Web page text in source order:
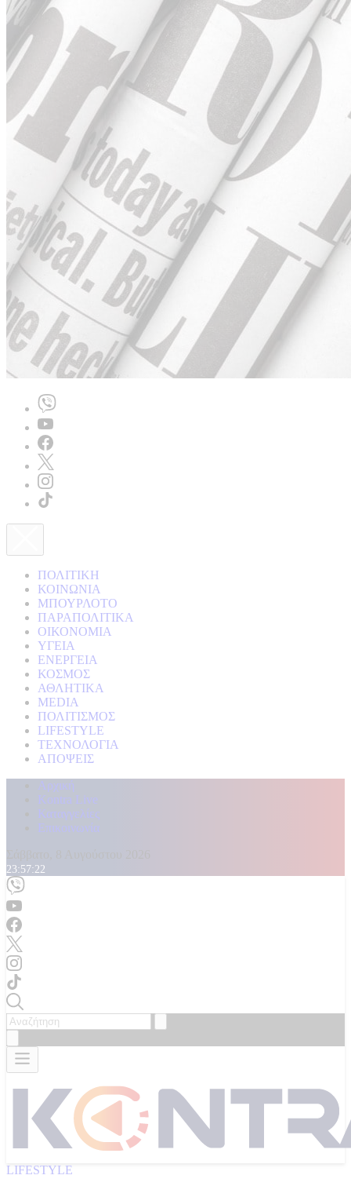
ΠΟΛΙΤΙΚΗ
ΚΟΙΝΩΝΙΑ
ΜΠΟΥΡΛΟΤΟ
ΠΑΡΑΠΟΛΙΤΙΚΑ
ΟΙΚΟΝΟΜΙΑ
ΥΓΕΙΑ
ΕΝΕΡΓΕΙΑ
ΚΟΣΜΟΣ
ΑΘΛΗΤΙΚΑ
MEDIA
ΠΟΛΙΤΙΣΜΟΣ
LIFESTYLE
ΤΕΧΝΟΛΟΓΙΑ
ΑΠΟΨΕΙΣ
Αρχική
Kontra Live
Καταγγελίες
Επικοινωνία
23:57:24
LIFESTYLE